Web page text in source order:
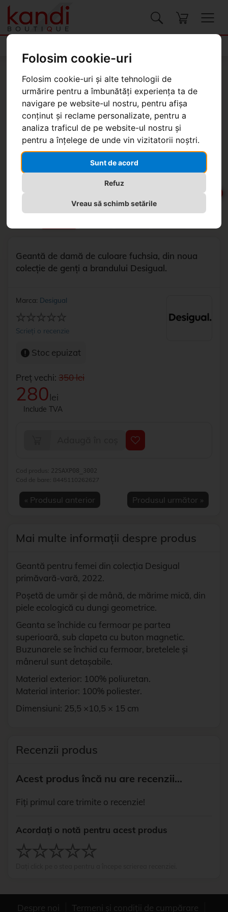
Folosim cookie-uri
Folosim cookie-uri și alte tehnologii de
urmărire pentru a îmbunătăți experiența ta de
navigare pe website-ul nostru, pentru afișa
conținut și reclame personalizate, pentru a
analiza traficul de pe website-ul nostru și
pentru a înțelege de unde vin vizitatorii noștri.
Sunt de acord
Refuz
Vreau să schimb setările
Kandi Boutique Produse
Genți, valize
Genți pentru femei
Geantă Desigual Rapsodia Phuket
Mini, fuchsia
-20%
-20%
Geantă de damă de culoare fuchsia, din noua
colecție de genți a brandului Desigual.
Marca: Desigual
Scrieți o recenzie
Stoc epuizat
Preț vechi: 350 lei
280lei
Include TVA
Cod produs: 22SAXP08_3002
Cod de bare: 8445110262627
« Produsul anterior Produsul următor »
Mai multe informații despre produs
Geantă pentru femei din colecția Desigual
primăvară-vară, 2022.
Poșetă de umăr și de mână, de mărime mică, din
piele ecologică cu dungi geometrice.
Geanta se închide cu fermoar pe partea
superioară, sub clapeta cu buton magnetic.
Buzunarele se închid cu fermoar, bretelele și
mânerul sunt detașabile.
Material exterior: 100% poliuretan.
Material interior: 100% poliester.
Dimensiuni: 25,5 ×10,5 × 15 cm
Recenzii produs
Acest produs încă nu are recenzii...
Fiți primul care trimite o recenzie!
Acordați o notă pentru acest produs
Despre noi Termeni și condiții de cumpărare